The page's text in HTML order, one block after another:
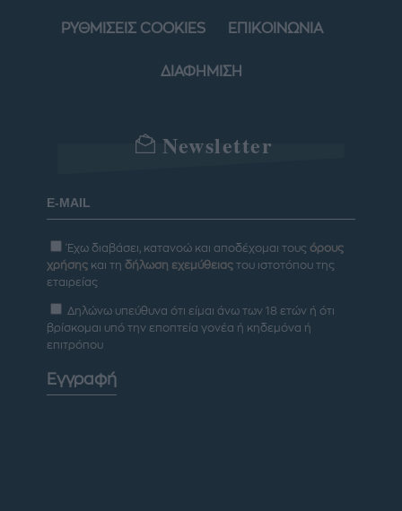
ΡΥΘΜΙΣΕΙΣ COOKIES ΕΠΙΚΟΙΝΩΝΙΑ
ΔΙΑΦΗΜΙΣΗ
Newsletter
Έχω διαβάσει, κατανοώ και αποδέχομαι τους όρους
χρήσης και τη δήλωση εχεμύθειας του ιστοτόπου της
εταιρείας
Δηλώνω υπεύθυνα ότι είμαι άνω των 18 ετών ή ότι
βρίσκομαι υπό την εποπτεία γονέα ή κηδεμόνα ή
επιτρόπου
Εγγραφή